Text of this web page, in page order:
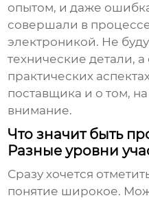
опытом, и даже
совершали в
электроникой. Не
технические детали,
практических
поставщика и о том,
внимание.
Что значит быть
Разные уровни
Сразу хочется
понятие широкое.